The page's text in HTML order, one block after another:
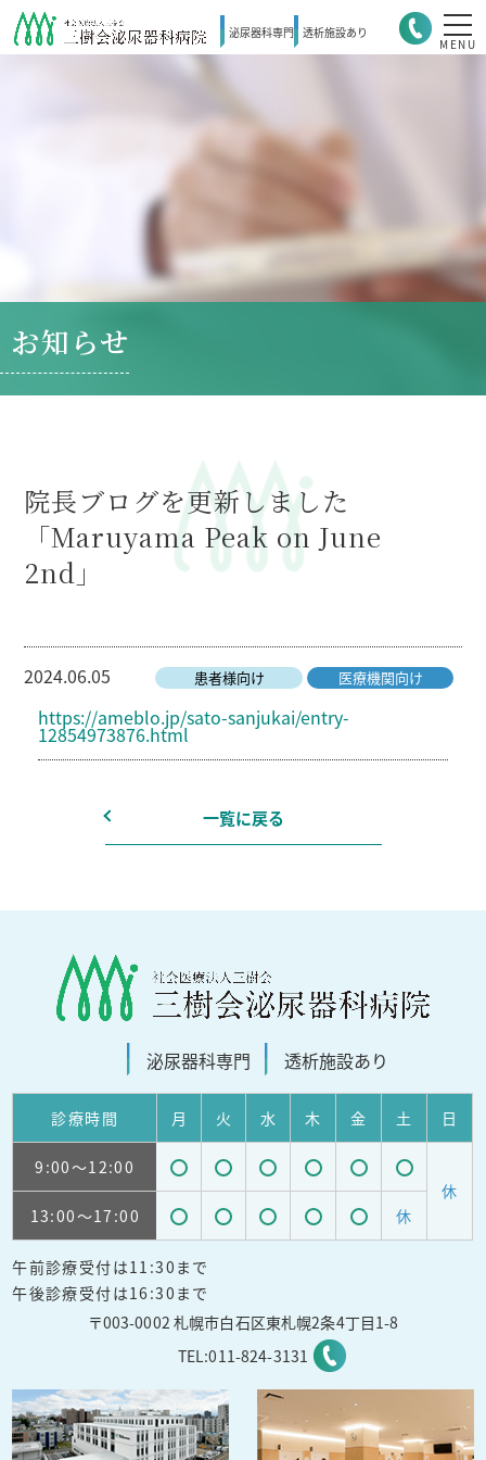
泌尿器科専門 透析施設あり
MENU
お知らせ
院長ブログを更新しました
「Maruyama Peak on June
2nd」
2024.06.05 患者様向け 医療機関向け
https://ameblo.jp/sato-sanjukai/entry-
12854973876.html
一覧に戻る
泌尿器科専門 透析施設あり
診療時間 月 火 水 木 金 土 日
9:00～12:00
受
付
能
受
付
受
付
受
付
受
付
受
付
休
13:00～17:00
受
付
可
能
受
能
受
能
受
能
受
能
休
午前診療受付は11:30まで
午後診療受付は16:30まで
〒003-0002 札幌市白石区東札幌2条4丁目1-8
TEL:011-824-3131